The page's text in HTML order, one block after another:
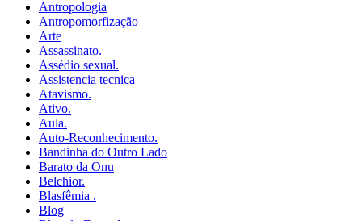
Antropologia
Antropomorfização
Arte
Assassinato.
Assédio sexual.
Assistencia tecnica
Atavismo.
Ativo.
Aula.
Auto-Reconhecimento.
Bandinha do Outro Lado
Barato da Onu
Belchior.
Blasfêmia .
Blog